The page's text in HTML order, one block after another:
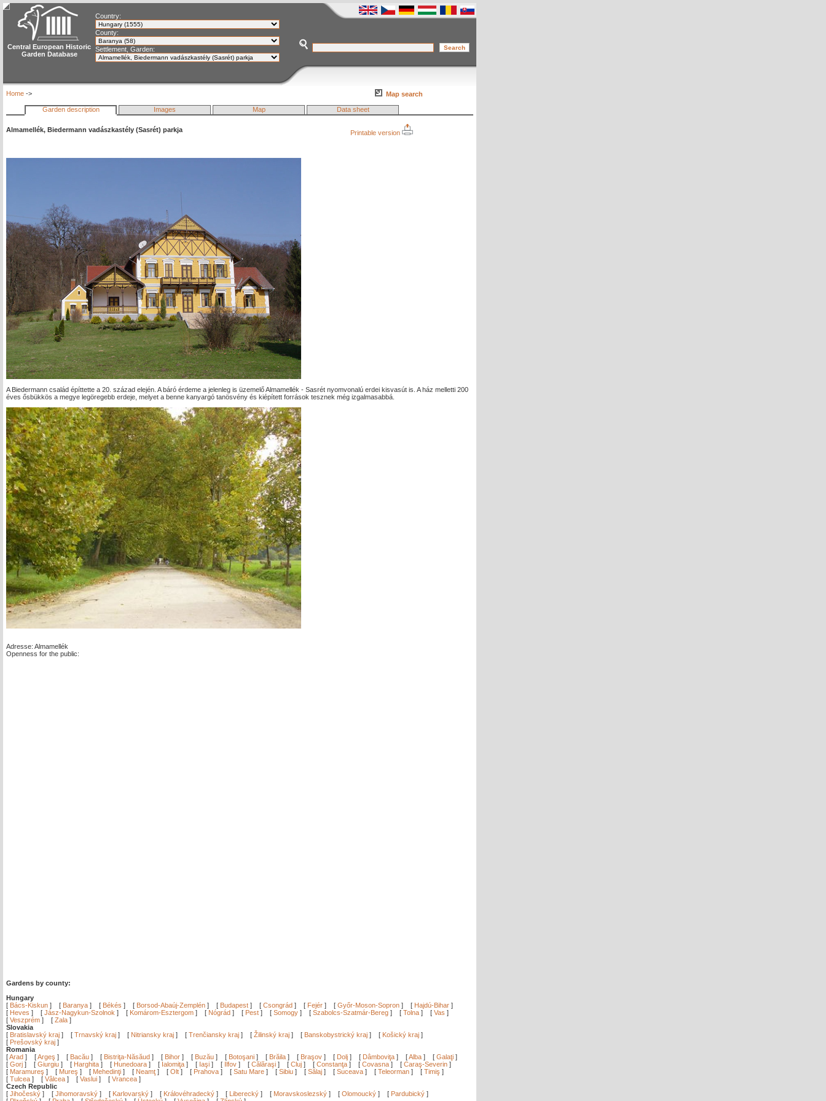
Central European Historic
Garden Database
Country:
County:
Settlement, Garden:
Home -> Map search
Garden description Images Map Data sheet
Almamellék, Biedermann vadászkastély (Sasrét) parkja Printable version
A Biedermann család építtette a 20. század elején. A báró érdeme a jelenleg is üzemelő Almamellék - Sasrét nyomvonalú erdei kisvasút is. A ház melletti 200
éves ősbükkös a megye legöregebb erdeje, melyet a benne kanyargó tanösvény és kiépített források tesznek még izgalmasabbá.
Adresse: Almamellék
Openness for the public:
Gardens by county:
Hungary
[ Bács-Kiskun ] [ Baranya ] [ Békés ] [ Borsod-Abaúj-Zemplén ] [ Budapest ] [ Csongrád ] [ Fejér ] [ Győr-Moson-Sopron ] [ Hajdú-Bihar ]
[ Heves ] [ Jász-Nagykun-Szolnok ] [ Komárom-Esztergom ] [ Nógrád ] [ Pest ] [ Somogy ] [ Szabolcs-Szatmár-Bereg ] [ Tolna ] [ Vas ]
[ Veszprém ] [ Zala ]
Slovakia
[ Bratislavský kraj ] [ Trnavský kraj ] [ Nitriansky kraj ] [ Trenčiansky kraj ] [ Žilinský kraj ] [ Banskobystrický kraj ] [ Košický kraj ]
[ Prešovský kraj ]
Romania
[Arad ] [Argeş ] [ Bacău ] [ Bistriţa-Năsăud ] [ Bihor ] [ Buzău ] [ Botoşani ] [ Brăila ] [ Braşov ] [ Dolj ] [ Dâmboviţa ] [Alba ] [ Galaţi ]
[ Gorj ] [ Giurgiu ] [ Harghita ] [ Hunedoara ] [ Ialomiţa ] [ Iaşi ] [ Ilfov ] [ Călăraşi ] [ Cluj ] [ Constanţa ] [ Covasna ] [ Caraş-Severin ]
[ Maramureş ] [ Mureş ] [ Mehedinţi ] [ Neamţ ] [ Olt ] [ Prahova ] [ Satu Mare ] [ Sibiu ] [ Sălaj ] [ Suceava ] [ Teleorman ] [ Timiş ]
[ Tulcea ] [ Vâlcea ] [ Vaslui ] [ Vrancea ]
Czech Republic
[ Jihočeský ] [ Jihomoravský ] [ Karlovarský ] [ Královéhradecký ] [ Liberecký ] [ Moravskoslezský ] [ Olomoucký ] [ Pardubický ]